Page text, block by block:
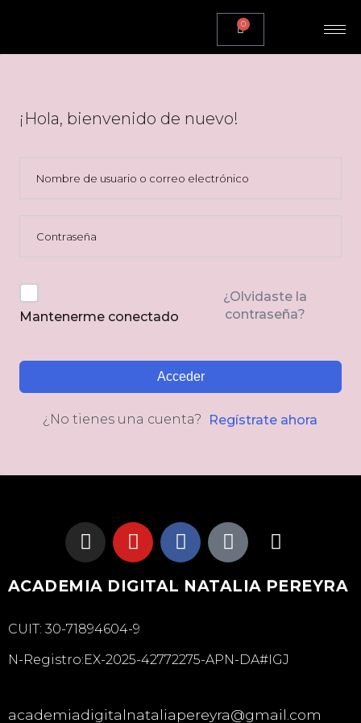
0
¡Hola, bienvenido de nuevo!
Mantenerme conectado
¿Olvidaste la
contraseña?
Acceder
¿No tienes una cuenta? Regístrate ahora
ACADEMIA DIGITAL NATALIA PEREYRA
CUIT: 30-71894604-9
N-Registro:EX-2025-42772275-APN-DA#IGJ
academiadigitalnataliapereyra@gmail.com